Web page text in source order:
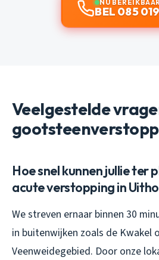
NU
BEL 085
Veelgestelde
Hoe snel kunnen jullie ter
acute verstopping in
We streven ernaar binnen 30
in buitenwijken zoals de Kwakel
Veenweidegebied. Door onze